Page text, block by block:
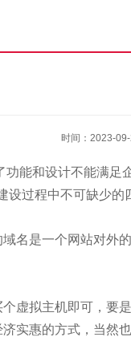
时间：2023-
能和设计不能满
过程中不可缺少的
名是一个网站对外
虚拟主机即可，
实惠的方式，当